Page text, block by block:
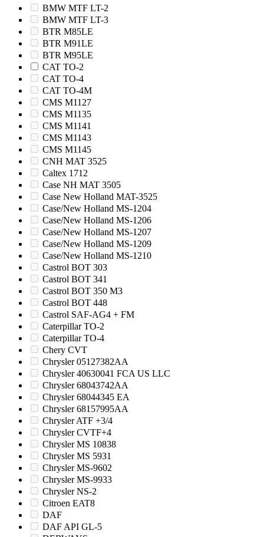
BMW MTF LT-2
BMW MTF LT-3
BTR M85LE
BTR M91LE
BTR M95LE
CAT TO-2
CAT TO-4
CAT TO-4M
CMS M1127
CMS M1135
CMS M1141
CMS M1143
CMS M1145
CNH MAT 3525
Caltex 1712
Case NH MAT 3505
Case New Holland MAT-3525
Case/New Holland MS-1204
Case/New Holland MS-1206
Case/New Holland MS-1207
Case/New Holland MS-1209
Case/New Holland MS-1210
Castrol BOT 303
Castrol BOT 341
Castrol BOT 350 M3
Castrol BOT 448
Castrol SAF-AG4 + FM
Caterpillar TO-2
Caterpillar TO-4
Chery CVT
Chrysler 05127382AA
Chrysler 40630041 FCA US LLC
Chrysler 68043742AA
Chrysler 68044345 EA
Chrysler 68157995AA
Chrysler ATF +3/4
Chrysler CVTF+4
Chrysler MS 10838
Chrysler MS 5931
Chrysler MS-9602
Chrysler MS-9933
Chrysler NS-2
Citroen EAT8
DAF
DAF API GL-5